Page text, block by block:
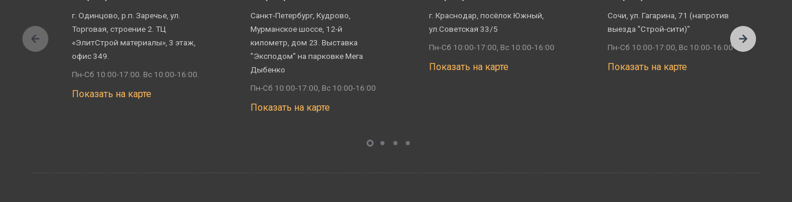
г. Одинцово, р.п. Заречье, ул.
Торговая, строение 2. ТЦ
«ЭлитСтрой материалы», 3 этаж,
офис 349.
Пн-Сб 10:00-17:00. Вс 10:00-16:00.
Показать на карте
Санкт-Петербург, Кудрово,
Мурманское шоссе, 12-й
километр, дом 23. Выставка
"Эксподом" на парковке Мега
Дыбенко
Пн-Сб 10:00-17:00, Вс 10:00-16:00
Показать на карте
г. Краснодар, посёлок Южный,
ул.Советская 33/5
Пн-Сб 10:00-17:00, Вс 10:00-16:00
Показать на карте
Сочи, ул. Гагарина, 71 (напротив
выезда "Строй-сити)"
Пн-Сб 10:00-17:00, Вс 10:00-16:00
Показать на карте